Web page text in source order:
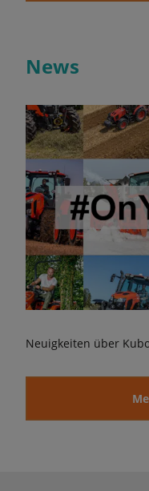
News
Neuigkeiten über